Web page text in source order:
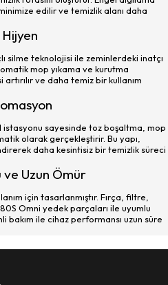
edilir ve temizlik alanı daha
silme teknolojisi ile zeminlerdeki inatçı
mop yıkama ve kurutma
ve daha temiz bir kullanım
istasyonu sayesinde toz boşaltma, mop
olarak gerçekleştirir. Bu yapı,
daha kesintisiz bir temizlik süreci
ve Uzun Ömür
için tasarlanmıştır. Fırça, filtre,
Omni yedek parçaları ile uyumlu
bakım ile cihaz performansı uzun süre